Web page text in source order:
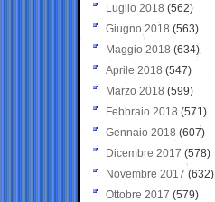
Luglio 2018 (562)
Giugno 2018 (563)
Maggio 2018 (634)
Aprile 2018 (547)
Marzo 2018 (599)
Febbraio 2018 (571)
Gennaio 2018 (607)
Dicembre 2017 (578)
Novembre 2017 (632)
Ottobre 2017 (579)